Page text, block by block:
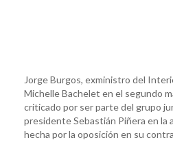
Jorge Burgos, exministro del
Michelle Bachelet en el segundo
criticado por ser parte del grupo
presidente Sebastián Piñera en la
hecha por la oposición en su